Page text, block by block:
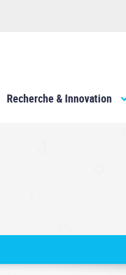
Recherche & Innovation